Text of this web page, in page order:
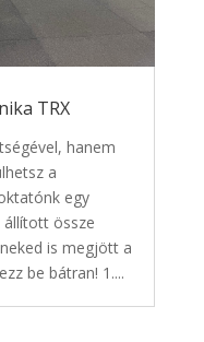
TRX
hanem
a
egy
össze
is megjött a
be bátran! 1....